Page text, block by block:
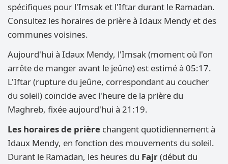
spécifiques pour l'Imsak et l'Iftar durant le Ramadan.
Consultez les horaires de prière à Idaux Mendy et des
communes voisines.
Aujourd'hui à Idaux Mendy, l'Imsak (moment où l'on
arrête de manger avant le jeûne) est estimé à 05:17.
L'Iftar (rupture du jeûne, correspondant au coucher
du soleil) coïncide avec l'heure de la prière du
Maghreb, fixée aujourd'hui à 21:19.
Les horaires de prière changent quotidiennement à
Idaux Mendy, en fonction des mouvements du soleil.
Durant le Ramadan, les heures du Fajr(début du